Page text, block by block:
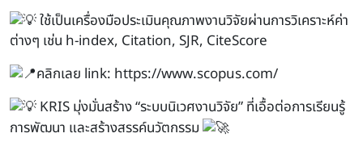
ใช้เป็นเครื่องมือประเมินคุณภาพงานวิจัยผ่านการวิเคราะห์ค่า
ต่างๆ เช่น h-index, Citation, SJR, CiteScore
คลิกเลย link: https://www.scopus.com/
KRIS มุ่งมั่นสร้าง “ระบบนิเวศงานวิจัย” ที่เอื้อต่อการเรียนรู้
การพัฒนา และสร้างสรรค์นวัตกรรม